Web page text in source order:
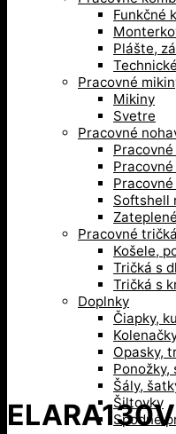
Funkčné
Plášte,
Pracovné
Mikiny
Svetre
Pracovné
Softshell
Pracovné
Košele,
Tričká s
Tričká s
Doplnky
Čiapky,
Opasky,
Ponožky,
Šály,
Šiltovky
Spodné